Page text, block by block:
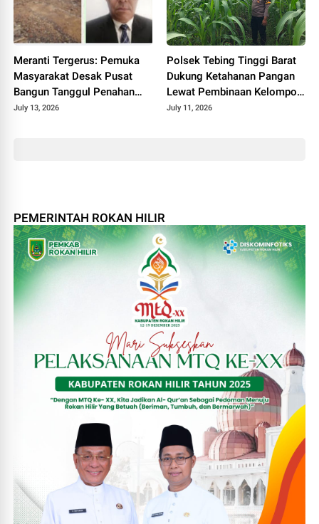
Meranti Tergerus: Pemuka
Masyarakat Desak Pusat
Bangun Tanggul Penahan
Gelombang
July 13, 2026
Polsek Tebing Tinggi Barat
Dukung Ketahanan Pangan
Lewat Pembinaan Kelompok
Tani Tunas Harapan Maju
July 11, 2026
PEMERINTAH ROKAN HILIR